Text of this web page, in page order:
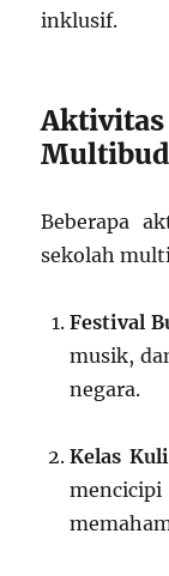
inklusif.
Beberapa
sekolah
Festival
musik,
negara.
Kelas